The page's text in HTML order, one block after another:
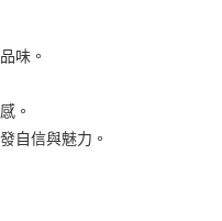
費
味。
。
自信與魅力。